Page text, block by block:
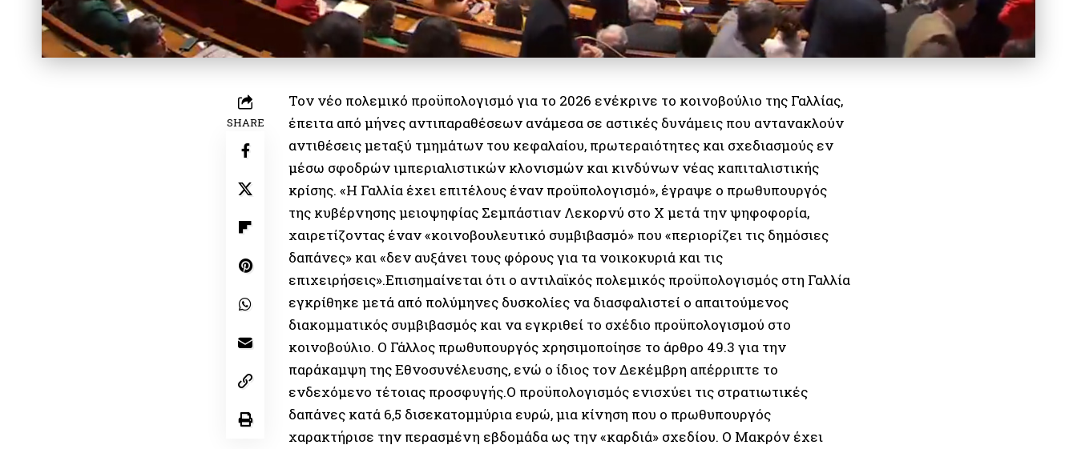
SHARE
Τον νέο πολεμικό προϋπολογισμό για το 2026 ενέκρινε το κοινοβούλιο της Γαλλίας,
έπειτα από μήνες αντιπαραθέσεων ανάμεσα σε αστικές δυνάμεις που αντανακλούν
αντιθέσεις μεταξύ τμημάτων του κεφαλαίου, πρωτεραιότητες και σχεδιασμούς εν
μέσω σφοδρών ιμπεριαλιστικών κλονισμών και κινδύνων νέας καπιταλιστικής
κρίσης. «Η Γαλλία έχει επιτέλους έναν προϋπολογισμό», έγραψε ο πρωθυπουργός
της κυβέρνησης μειοψηφίας Σεμπάστιαν Λεκορνύ στο X μετά την ψηφοφορία,
χαιρετίζοντας έναν «κοινοβουλευτικό συμβιβασμό» που «περιορίζει τις δημόσιες
δαπάνες» και «δεν αυξάνει τους φόρους για τα νοικοκυριά και τις
επιχειρήσεις».Επισημαίνεται ότι ο αντιλαϊκός πολεμικός προϋπολογισμός στη Γαλλία
εγκρίθηκε μετά από πολύμηνες δυσκολίες να διασφαλιστεί ο απαιτούμενος
διακομματικός συμβιβασμός και να εγκριθεί το σχέδιο προϋπολογισμού στο
κοινοβούλιο. Ο Γάλλος πρωθυπουργός χρησιμοποίησε το άρθρο 49.3 για την
παράκαμψη της Εθνοσυνέλευσης, ενώ ο ίδιος τον Δεκέμβρη απέρριπτε το
ενδεχόμενο τέτοιας προσφυγής.Ο προϋπολογισμός ενισχύει τις στρατιωτικές
δαπάνες κατά 6,5 δισεκατομμύρια ευρώ, μια κίνηση που ο πρωθυπουργός
χαρακτήρισε την περασμένη εβδομάδα ως την «καρδιά» σχεδίου. Ο Μακρόν έχει